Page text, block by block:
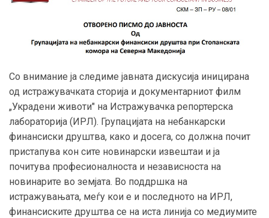
Со внимание ја следиме јавната дискусија иницирана
од истражувачката сторија и документарниот филм
„Украдени животи" на Истражувачка репортерска
лабораторија (ИРЛ). Групацијата на небанкарски
финансиски друштва, како и досега, со должна почит
пристапува кон сите новинарски извештаи и ја
почитува професионалноста и независноста на
новинарите во земјата. Во поддршка на
истражувањата, меѓу кои е и последното на ИРЛ,
финансиските друштва се на иста линија со медиумите